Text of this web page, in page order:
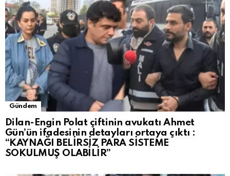
Gündem
Dilan-Engin Polat çiftinin avukatı Ahmet
Gün’ün ifadesinin detayları ortaya çıktı :
“KAYNAĞI BELİRSİZ PARA SİSTEME
SOKULMUŞ OLABİLİR”